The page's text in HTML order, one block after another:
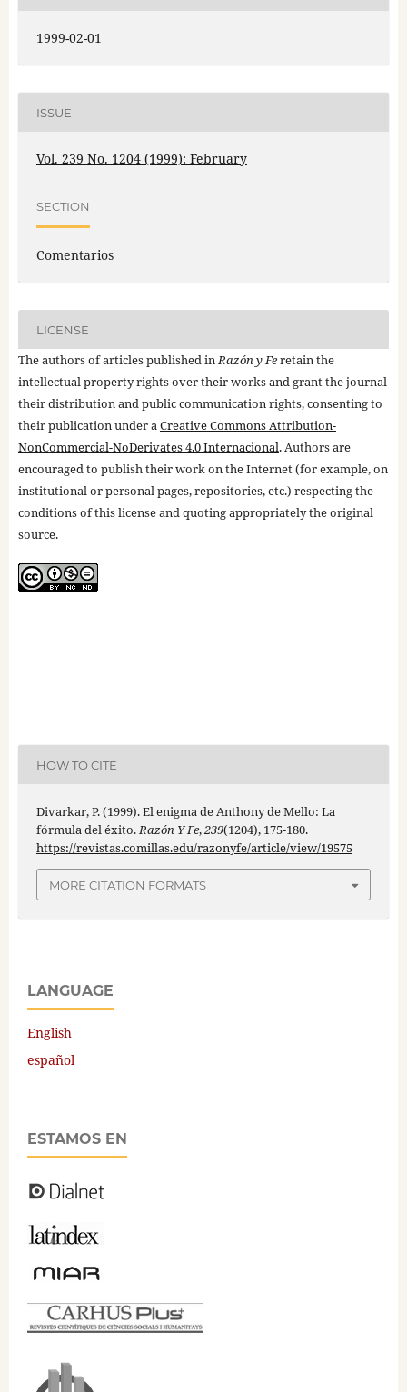
1999-02-01
ISSUE
Vol. 239 No. 1204 (1999): February
SECTION
Comentarios
LICENSE
The authors of articles published inRazón y Feretain the
intellectual property rights over their works and grant the journal
their distribution and public communication rights, consenting to
their publication under aCreative Commons Attribution-
NonCommercial-NoDerivates 4.0 Internacional. Authors are
encouraged to publish their work on the Internet (for example, on
institutional or personal pages, repositories, etc.) respecting the
conditions of this license and quoting appropriately the original
source.
HOW TO CITE
Divarkar, P. (1999). El enigma de Anthony de Mello: La
fórmula del éxito.Razón Y Fe,239(1204), 175-180.
https://revistas.comillas.edu/razonyfe/article/view/19575
MORE CITATION FORMATS
LANGUAGE
English
español
ESTAMOS EN